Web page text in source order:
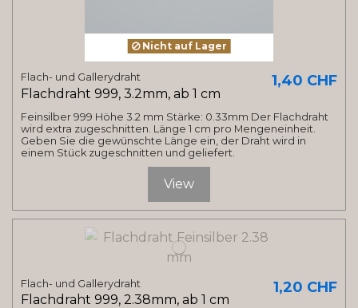
Nicht auf Lager
Flach- und Gallerydraht
Flachdraht 999, 3.2mm, ab 1 cm
1,40 CHF
Feinsilber 999 Höhe 3.2 mm Stärke: 0.33mm Der Flachdraht
wird extra zugeschnitten. Länge 1 cm pro Mengeneinheit.
Geben Sie die gewünschte Länge ein, der Draht wird in
einem Stück zugeschnitten und geliefert.
View
Flach- und Gallerydraht
Flachdraht 999, 2.38mm, ab 1 cm
1,20 CHF